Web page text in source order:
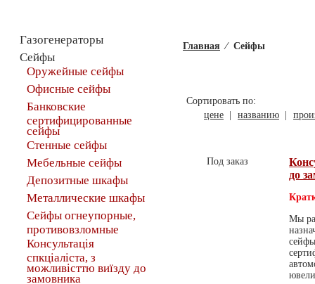
Главная ⁄ Сейфы
Сортировать по:
цене
названию
Под заказ
до
Мы
Газогенераторы
Сейфы
Оружейные сейфы
Офисные сейфы
Банковские
сертифицированные
сейфы
Стенные сейфы
Мебельные сейфы
Депозитные шкафы
Металлические шкафы
Сейфы огнеупорные,
противовзломные
Консультація
спкціаліста, з
можливісттю виїзду до
замовника